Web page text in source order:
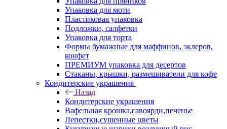
Упаковка для моти
Пластиковая упаковка
Подложки, салфетки
Упаковка для торта
Формы бумажные для маффинов, эклеров,
конфет
ПРЕМИУМ упаковка для десертов
Стаканы, крышки, размешиватели для кофе
Кондитерские украшения
Назад
Кондитерские украшения
Вафельная крошка,савоярди,печенье
Лепестки,сушенные цветы